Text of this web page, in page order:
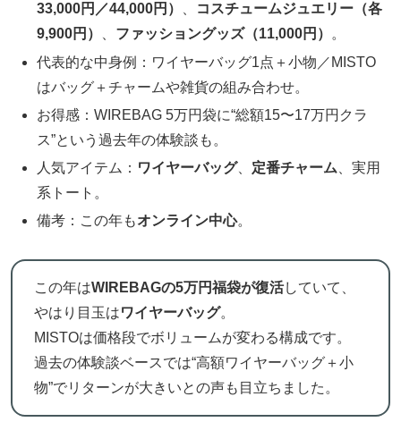
33,000円／44,000円）
、
コスチュームジュエリー（各
9,900円）
、 ファッショングッズ（11,000円） 。
代表的な中身例：ワイヤーバッグ1点＋小物／MISTO
はバッグ＋チャームや雑貨の組み合わせ。
お得感：WIREBAG 5万円袋に“総額15〜17万円クラ
ス”という過去年の体験談も。
人気アイテム： ワイヤーバッグ、 定番チャーム 、実用
系トート。
備考：この年もオンライン中心。
この年はWIREBAGの5万円福袋が復活していて、
やはり目玉はワイヤーバッグ。
MISTOは価格段でボリュームが変わる構成です。
過去の体験談ベースでは“高額ワイヤーバッグ＋小
物”でリターンが大きいとの声も目立ちました。